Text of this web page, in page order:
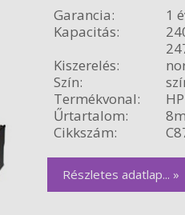
Garancia:
1
Kapacitás:
Kiszerelés:
Szín:
Termékvonal:
Űrtartalom:
Cikkszám:
Részletes adatlap... »